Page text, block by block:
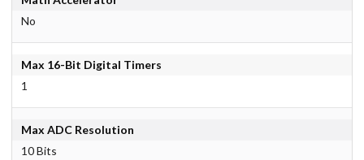
No
Max 16-Bit Digital Timers
1
Max ADC Resolution
10 Bits